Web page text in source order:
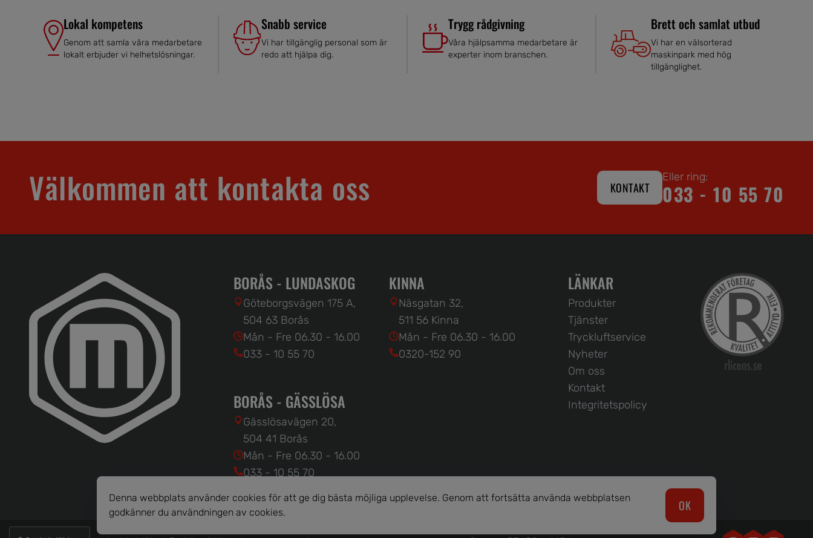
Lokal kompetens
Genom att samla våra medarbetare
lokalt erbjuder vi helhetslösningar.
Snabb service
Vi har tillgänglig personal som är
redo att hjälpa dig.
Trygg rådgivning
Våra hjälpsamma medarbetare är
experter inom branschen.
Brett och samlat utbud
Vi har en välsorterad
maskinpark med hög
tillgänglighet.
Välkommen att kontakta oss KONTAKT
Eller ring:
033 - 10 55 70
BORÅS - LUNDASKOG
Göteborgsvägen 175 A,
504 63 Borås
Mån - Fre 06.30 - 16.00
033 - 10 55 70
KINNA
Näsgatan 32,
511 56 Kinna
Mån - Fre 06.30 - 16.00
0320-152 90
BORÅS - GÄSSLÖSA
Gässlösavägen 20,
504 41 Borås
Mån - Fre 06.30 - 16.00
033 - 10 55 70
LÄNKAR
Produkter
Tjänster
Tryckluftservice
Nyheter
Om oss
Kontakt
Integritetspolicy
Denna webbplats använder cookies för att ge dig bästa möjliga upplevelse. Genom att fortsätta använda webbplatsen
godkänner du användningen av cookies.
OK